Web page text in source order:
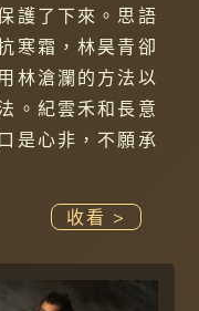
護了下來。思語
寒霜，林昊青卻
林滄瀾的方法以
。紀雲禾和長意
是心非，不願承
收看 >